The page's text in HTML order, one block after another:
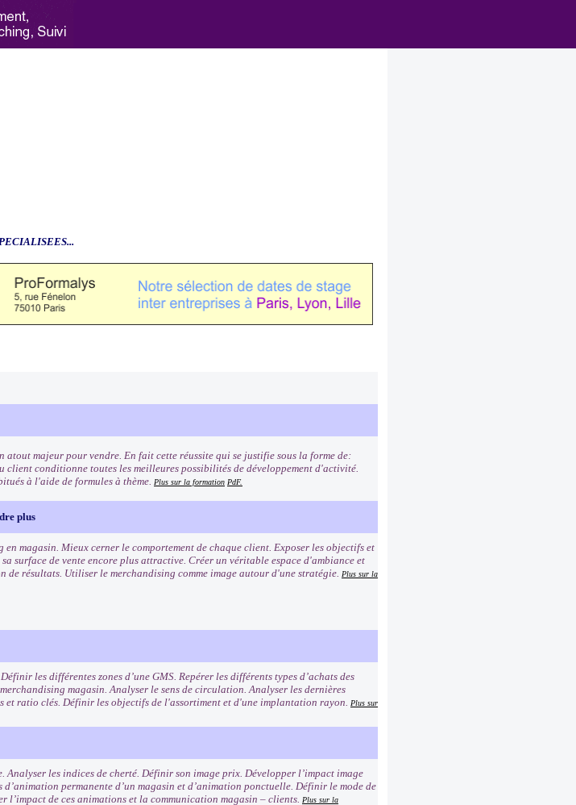
atout majeur pour vendre. En fait cette réussite qui se justifie sous la forme de:
client conditionne toutes les meilleures possibilités de développement d'activité.
à l'aide de formules à thème. Plus sur la formation PdF.
plus
magasin. Mieux cerner le comportement de chaque client. Exposer les objectifs et
surface de vente encore plus attractive. Créer un véritable espace d'ambiance et
de résultats. Utiliser le merchandising comme image autour d'une stratégie. Plus sur la
les différentes zones d’une GMS. Repérer les différents types d’achats des
magasin. Analyser le sens de circulation. Analyser les dernières
et ratio clés. Définir les objectifs de l'assortiment et d'une implantation rayon. Plus sur
les indices de cherté. Définir son image prix. Développer l’impact image
permanente d’un magasin et d’animation ponctuelle. Définir le mode de
l’impact de ces animations et la communication magasin – clients. Plus sur la